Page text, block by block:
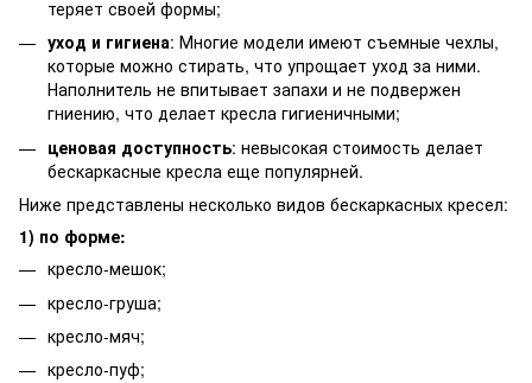
теряет своей формы;
уход и гигиена: Многие модели имеют съемные чехлы,
которые можно стирать, что упрощает уход за ними.
Наполнитель не впитывает запахи и не подвержен
гниению, что делает кресла гигиеничными;
ценовая доступность: невысокая стоимость делает
бескаркасные кресла еще популярней.
Ниже представлены несколько видов бескаркасных кресел:
1) по форме:
кресло-мешок;
кресло-груша;
кресло-мяч;
кресло-пуф;